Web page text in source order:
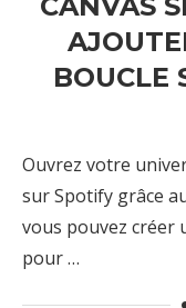
BOUCLE
Ouvrez votre
sur Spotify grâce
vous pouvez créer
pour …